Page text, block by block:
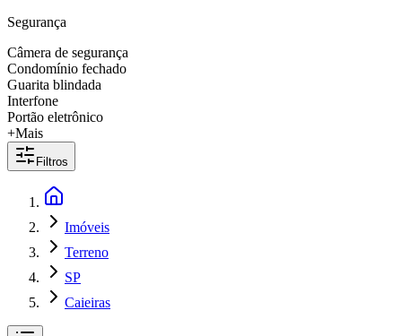
Segurança
Câmera de segurança
Condomínio fechado
Guarita blindada
Interfone
Portão eletrônico
+Mais
Filtros
Imóveis
Terreno
SP
Caieiras